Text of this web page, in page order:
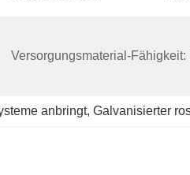
Versorgungsmaterial-Fähigkeit:
anbringt, Galvanisierter